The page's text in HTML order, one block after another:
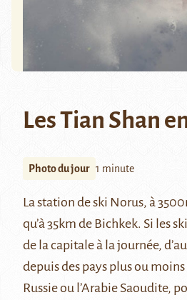
Les Tian Shan
Photo du jour 1 minute
La station de ski Norus, à
qu’à 35km de Bichkek. Si les
de la capitale à la journée,
depuis des pays plus ou
Russie ou l’Arabie Saoudite,